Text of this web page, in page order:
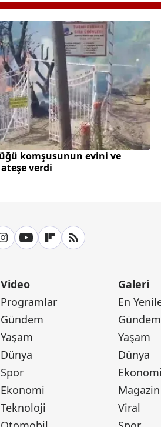
komşusunun evini ve
ateşe verdi
Video
Programlar
Gündem
Yaşam
Dünya
Spor
Ekonomi
Teknoloji
Galeri
En
Gündem
Yaşam
Dünya
Ekonomi
Magazin
Viral